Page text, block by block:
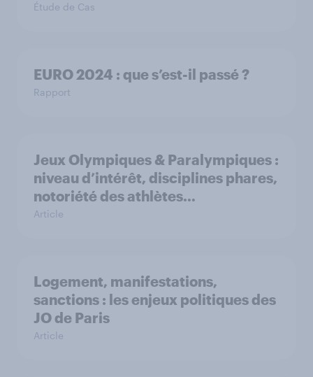
Étude de Cas
EURO 2024 : que s’est-il passé ?
Rapport
Jeux Olympiques & Paralympiques :
niveau d’intérêt, disciplines phares,
notoriété des athlètes…
Article
Logement, manifestations,
sanctions : les enjeux politiques des
JO de Paris
Article